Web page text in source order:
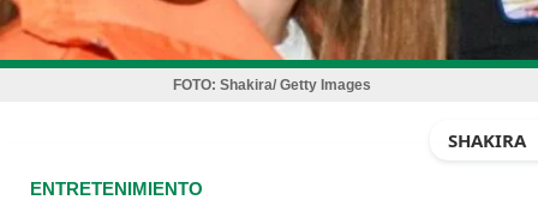
FOTO: Shakira/ Getty Images
SHAKIRA
ENTRETENIMIENTO